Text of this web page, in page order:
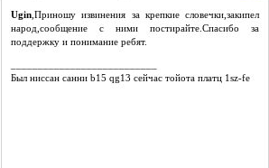
Ugin ,Приношу извинения за крепкие словечки,закипел
народ,сообщение с ними постирайте.Спасибо за
поддержку и понимание ребят.
Был ниссан санни b15 qg13 сейчас тойота платц 1sz-fe